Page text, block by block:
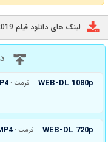
لینک های دانلود فیلم My Best Summer 2019
WEB-DL 1080p فرمت :
WEB-DL 720p فرمت :